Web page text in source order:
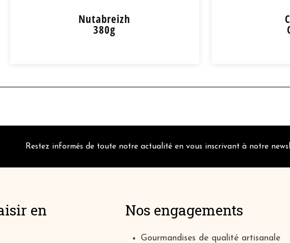
Nutabreizh 380g
+
Nutabreizh
380g
Coulis
+
Restez informés de toute notre actualité en vous inscrivant à notre
en Nos engagements
Gourmandises de qualité artisanale